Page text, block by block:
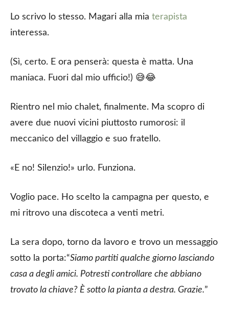
Lo scrivo lo stesso. Magari alla mia terapista
interessa.
(Sì, certo. E ora penserà: questa è matta. Una
maniaca. Fuori dal mio ufficio!) 😅😂
Rientro nel mio chalet, finalmente. Ma scopro di
avere due nuovi vicini piuttosto rumorosi: il
meccanico del villaggio e suo fratello.
«E no! Silenzio!» urlo. Funziona.
Voglio pace. Ho scelto la campagna per questo, e
mi ritrovo una discoteca a venti metri.
La sera dopo, torno da lavoro e trovo un messaggio
sotto la porta:“Siamo partiti qualche giorno lasciando
casa a degli amici. Potresti controllare che abbiano
trovato la chiave? È sotto la pianta a destra. Grazie.”